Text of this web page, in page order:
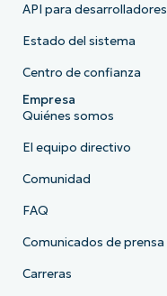
API para desarrolladores
Estado del sistema
Centro de confianza
Empresa
Quiénes somos
El equipo directivo
Comunidad
FAQ
Comunicados de prensa
Carreras